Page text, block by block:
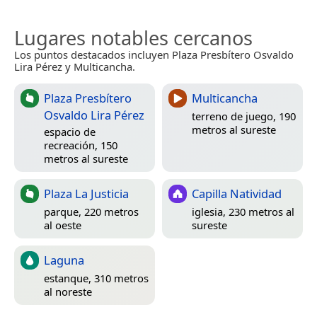
Lugares notables cercanos
Los puntos destacados incluyen Plaza Presbítero Osvaldo
Lira Pérez y Multicancha.
Plaza Presbítero
Osvaldo Lira Pérez
espacio de
recreación, 150
metros al sureste
Multicancha
terreno de juego, 190
metros al sureste
Plaza La Justicia
parque, 220 metros
al oeste
Capilla Natividad
iglesia, 230 metros al
sureste
Laguna
estanque, 310 metros
al noreste